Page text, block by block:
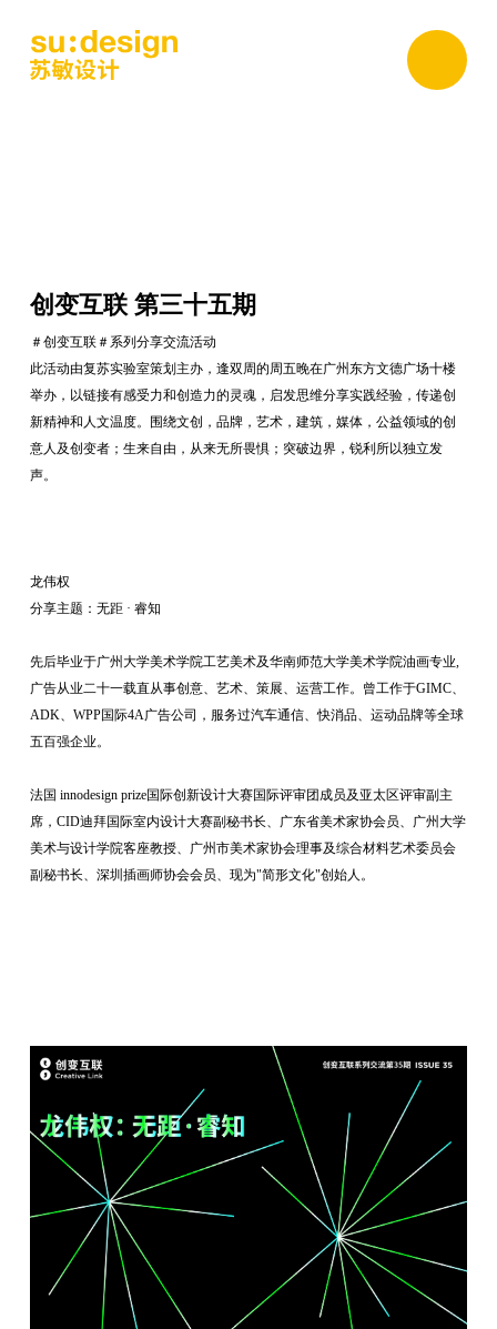
创变互联 第三十五期
＃创变互联＃系列分享交流活动
此活动由复苏实验室策划主办，逢双周的周五晚在广州东方文德广场十楼
举办，以链接有感受力和创造力的灵魂，启发思维分享实践经验，传递创
新精神和人文温度。围绕文创，品牌，艺术，建筑，媒体，公益领域的创
意人及创变者；生来自由，从来无所畏惧；突破边界，锐利所以独立发
声。
龙伟权
分享主题：无距 · 睿知
先后毕业于广州大学美术学院工艺美术及华南师范大学美术学院油画专业,
广告从业二十一载直从事创意、艺术、策展、运营工作。曾工作于GIMC、
ADK、WPP国际4A广告公司，服务过汽车通信、快消品、运动品牌等全球
五百强企业。
法国 innodesign prize国际创新设计大赛国际评审团成员及亚太区评审副主
席，CID迪拜国际室内设计大赛副秘书长、广东省美术家协会员、广州大学
美术与设计学院客座教授、广州市美术家协会理事及综合材料艺术委员会
副秘书长、深圳插画师协会会员、现为"简形文化"创始人。